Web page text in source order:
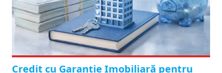
Credit cu Garanție Imobiliară pentru